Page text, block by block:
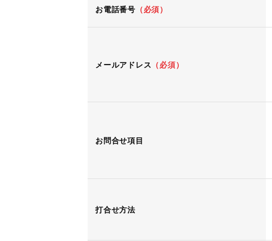
お電話番号 （必須）
メールアドレス （必須）
お問合せ項目
打合せ方法